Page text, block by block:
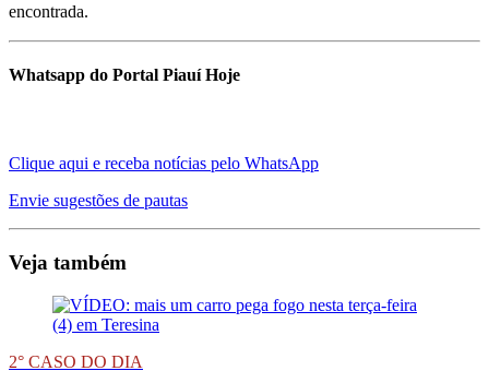
encontrada.
Whatsapp do Portal Piauí Hoje
Clique aqui e receba notícias pelo WhatsApp
Envie sugestões de pautas
Veja também
2° CASO DO DIA